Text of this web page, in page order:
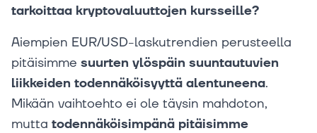
tarkoittaa kryptovaluuttojen kursseille?
Aiempien EUR/USD-laskutrendien perusteella
pitäisimme suurten ylöspäin suuntautuvien
liikkeiden todennäköisyyttä alentuneena.
Mikään vaihtoehto ei ole täysin mahdoton,
mutta todennäköisimpänä pitäisimme